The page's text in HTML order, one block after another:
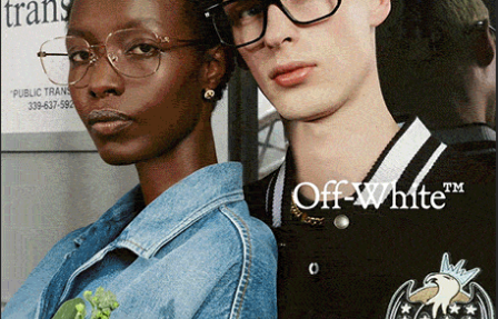
Facebook
Threads
Instagram
X YouTube